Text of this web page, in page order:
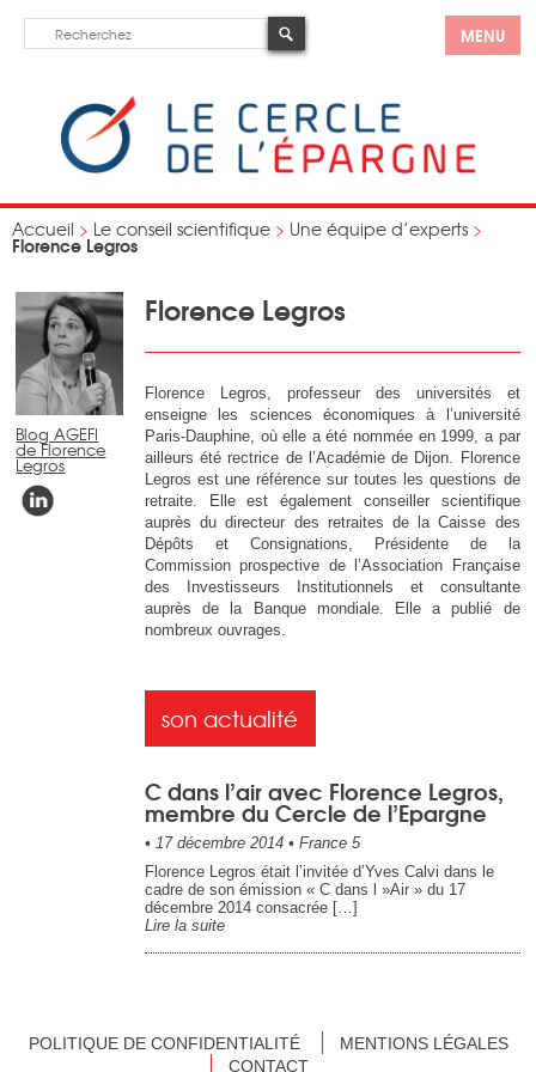
MENU
Accueil > Le conseil scientifique > Une équipe d’experts >
Florence Legros
Florence Legros
Florence Legros, professeur des universités et
enseigne les sciences économiques à l’université
Paris-Dauphine, où elle a été nommée en 1999, a par
ailleurs été rectrice de l’Académie de Dijon. Florence
Legros est une référence sur toutes les questions de
retraite. Elle est également conseiller scientifique
auprès du directeur des retraites de la Caisse des
Dépôts et Consignations, Présidente de la
Commission prospective de l’Association Française
des Investisseurs Institutionnels et consultante
auprès de la Banque mondiale. Elle a publié de
nombreux ouvrages.
son actualité
C dans l’air avec Florence Legros,
membre du Cercle de l’Epargne
•17 décembre 2014 •France 5
Florence Legros était l’invitée d’Yves Calvi dans le
cadre de son émission « C dans l »Air » du 17
décembre 2014 consacrée […]
Lire la suite
Blog AGEFI
de Florence
Legros
POLITIQUE DE CONFIDENTIALITÉ
MENTIONS LÉGALES
CONTACT